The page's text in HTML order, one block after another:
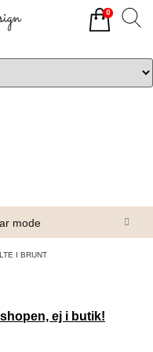
mode
I BRUNT
ej i butik!
0